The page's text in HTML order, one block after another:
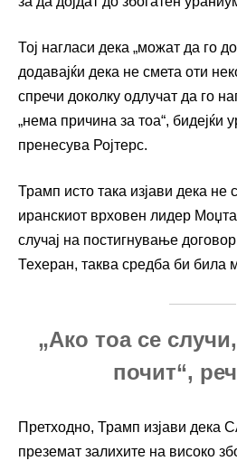
Тој нагласи дека „можат да го
додавајќи дека не смета оти
спречи доколку одлучат да го
„нема причина за тоа“, бидејќи
пренесува Ројтерс.
Трамп исто така изјави дека не
иранскиот врховен лидер
случај на постигнување
Техеран, таква средба би била
„Ако тоа се
почит“,
Претходно, Трамп изјави дека
преземат залихите на високо